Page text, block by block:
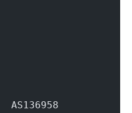
AS136958